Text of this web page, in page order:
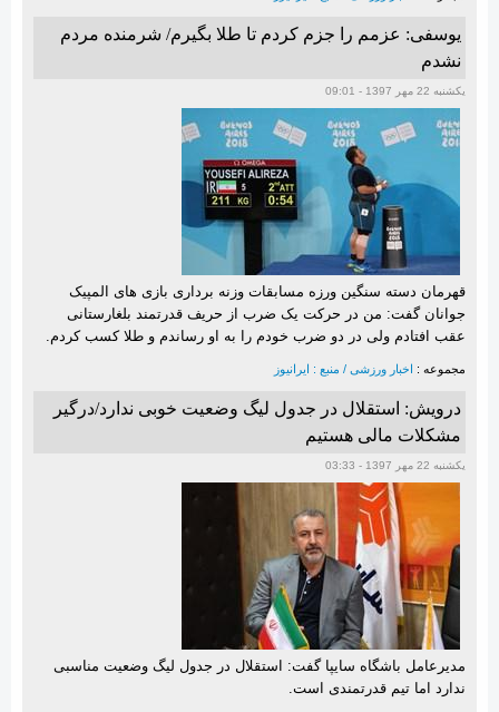
یوسفی: عزمم را جزم کردم تا طلا بگیرم/ شرمنده مردم
نشدم
یکشنبه 22 مهر 1397 - 09:01
قهرمان دسته سنگین ورزه مسابقات وزنه برداری بازی های المپیک
جوانان گفت: من در حرکت یک ضرب از حریف قدرتمند بلغارستانی
عقب افتادم ولی در دو ضرب خودم را به او رساندم و طلا کسب کردم.
مجموعه : اخبار ورزشی / منبع : ایرانیوز
درویش: استقلال در جدول لیگ وضعیت خوبی ندارد/درگیر
مشکلات مالی هستیم
یکشنبه 22 مهر 1397 - 03:33
مدیرعامل باشگاه سایپا گفت: استقلال در جدول لیگ وضعیت مناسبی
ندارد اما تیم قدرتمندی است.